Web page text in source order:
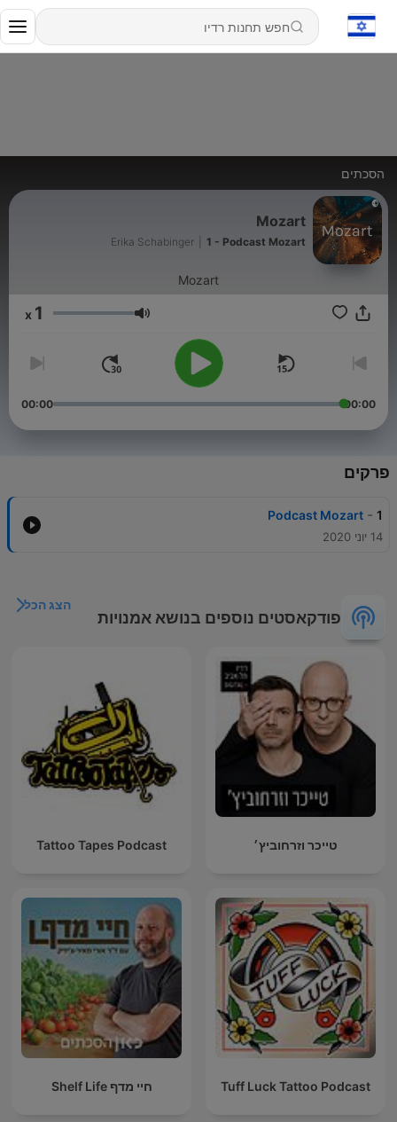
הסכתים
Mozart
Erika Schabinger 1 - Podcast Mozart
Mozart
עוצמת שמע 1
00:00
00:00
פרקים
1
-
Podcast Mozart
14 יוני 2020
פודקאסטים נוספים בנושא אמנויות
הצג הכל
טייכר וזרחוביץ׳ Tattoo Tapes Podcast
Tuff Luck Tattoo Podcast חיי מדף Shelf Life